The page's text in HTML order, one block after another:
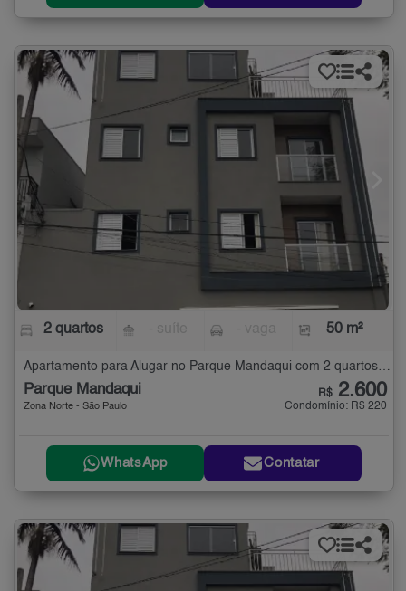
2 quartos 50 m²
Apartamento para Alugar no Parque Mandaqui com 2 quartos - 50 m²
Parque Mandaqui
Zona Norte - São Paulo
R$ 2.600
Condomínio: R$ 220
WhatsApp Contatar